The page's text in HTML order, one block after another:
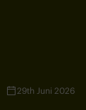
29th Juni 2026